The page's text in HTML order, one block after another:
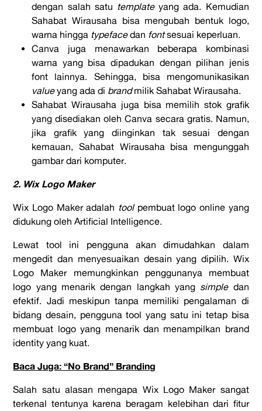
dengan salah satu templateyang ada. Kemudian
Sahabat Wirausaha bisa mengubah bentuk logo,
warna hingga typefacedan fontsesuai keperluan.
Canva juga menawarkan beberapa kombinasi
warna yang bisa dipadukan dengan pilihan jenis
font lainnya. Sehingga, bisa mengomunikasikan
valueyang ada di brandmilik Sahabat Wirausaha.
Sahabat Wirausaha juga bisa memilih stok grafik
yang disediakan oleh Canva secara gratis. Namun,
jika grafik yang diinginkan tak sesuai dengan
kemauan, Sahabat Wirausaha bisa mengunggah
gambar dari komputer.
2. Wix Logo Maker
Wix Logo Maker adalah toolpembuat logo online yang
didukung oleh Artificial Intelligence.
Lewat tool ini pengguna akan dimudahkan dalam
mengedit dan menyesuaikan desain yang dipilih. Wix
Logo Maker memungkinkan penggunanya membuat
logo yang menarik dengan langkah yang simpledan
efektif. Jadi meskipun tanpa memiliki pengalaman di
bidang desain, pengguna tool yang satu ini tetap bisa
membuat logo yang menarik dan menampilkan brand
identity yang kuat.
Baca Juga: “No Brand” Branding
Salah satu alasan mengapa Wix Logo Maker sangat
terkenal tentunya karena beragam kelebihan dari fitur